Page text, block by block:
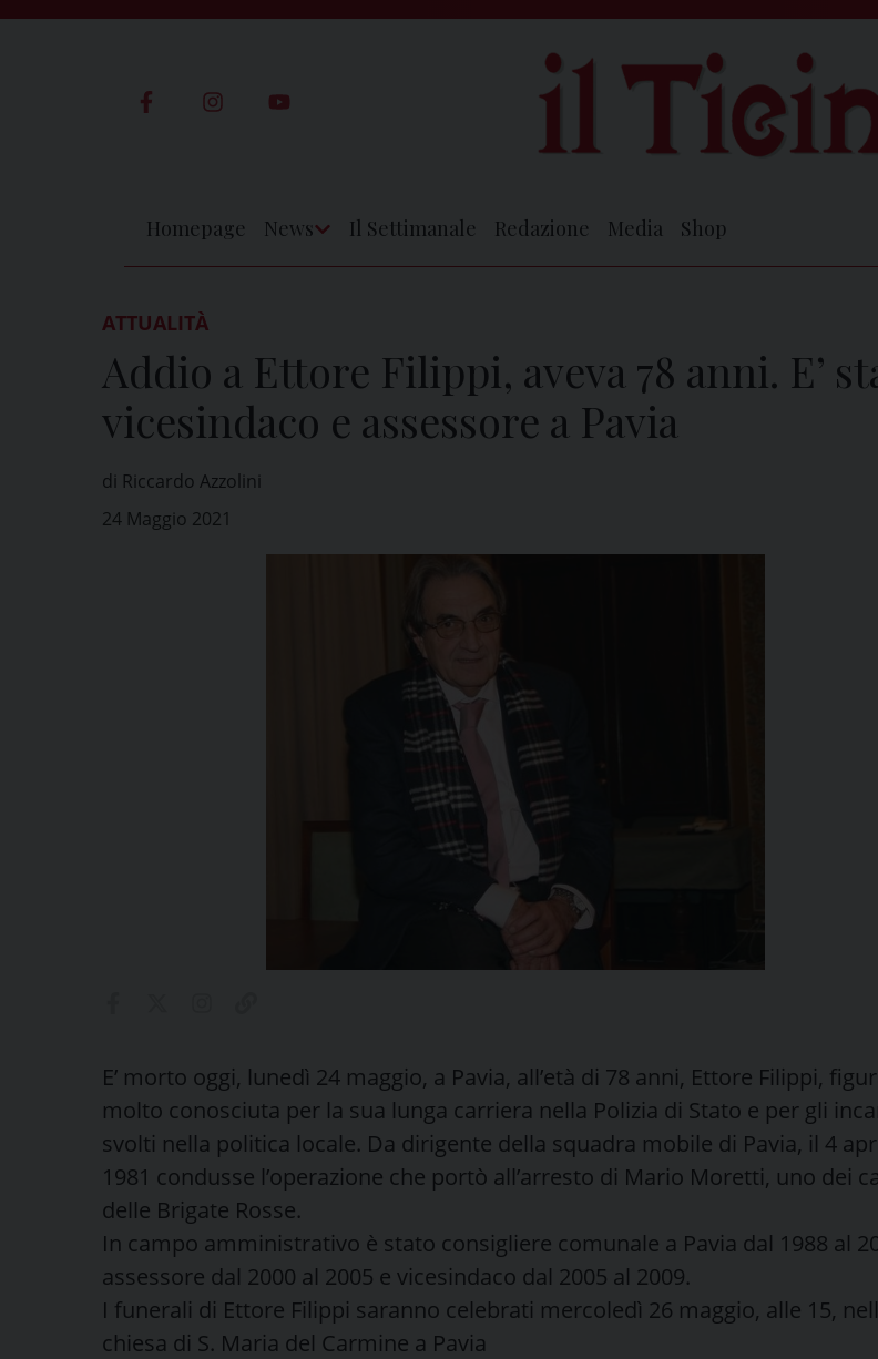
Homepage News Il Settimanale Redazione Media Shop
ATTUALITÀ
Addio a Ettore Filippi, aveva 78 anni. E’
vicesindaco e assessore a Pavia
di Riccardo Azzolini
24 Maggio 2021
E’ morto oggi, lunedì 24 maggio, a Pavia, all’età di 78 anni, Ettore Filippi,
molto conosciuta per la sua lunga carriera nella Polizia di Stato e per gli
svolti nella politica locale. Da dirigente della squadra mobile di Pavia, il 4
1981 condusse l’operazione che portò all’arresto di Mario Moretti, uno dei
delle Brigate Rosse.
In campo amministrativo è stato consigliere comunale a Pavia dal 1988 al
assessore dal 2000 al 2005 e vicesindaco dal 2005 al 2009.
I funerali di Ettore Filippi saranno celebrati mercoledì 26 maggio, alle 15,
chiesa di S. Maria del Carmine a Pavia